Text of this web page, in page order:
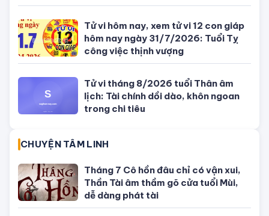
Con số may mắn ngày hôm nay
08/08/2026 của 12 con giáp
Con số may mắn ngày hôm nay
10/08/2026 của 12 con giáp
TỬ VI CỦA 12 CON GIÁP
Tử vi hôm nay, xem tử vi 12 con giáp